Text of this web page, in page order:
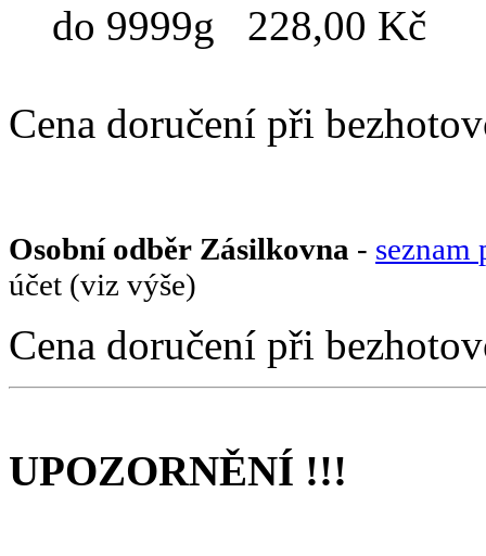
do 9999g 228,00 Kč
Cena doručení při
Osobní odběr Zásilkovna - seznam
účet (viz výše)
Cena doručení při
UPOZORNĚNÍ !!!